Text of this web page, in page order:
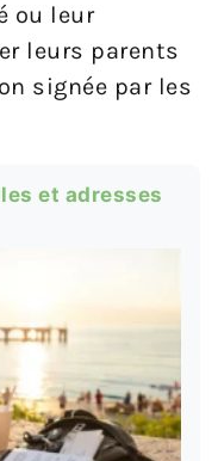
ou leur
leurs parents
signée par les
et adresses